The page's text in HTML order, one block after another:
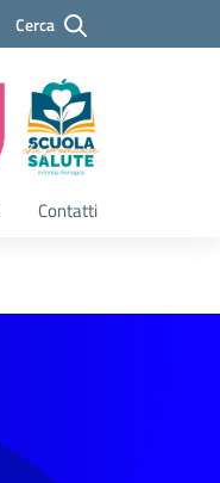
Cerca
Cerca
Contatti